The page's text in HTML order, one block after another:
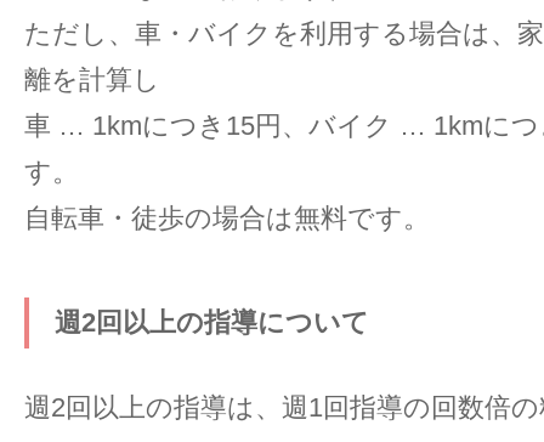
ただし、車・バイクを利用する場合は、
離を計算し
車 … 1kmにつき15円、バイク … 1kmに
す。
自転車・徒歩の場合は無料です。
週2回以上の指導について
週2回以上の指導は、週1回指導の回数倍